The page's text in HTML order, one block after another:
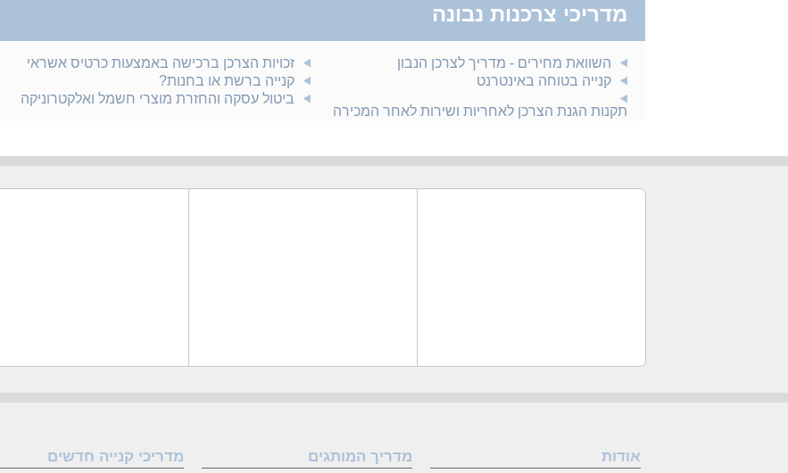
מדריכי צרכנות נבונה
השוואת מחירים - מדריך לצרכן הנבון
קנייה בטוחה באינטרנט
תקנות הגנת הצרכן לאחריות ושירות לאחר המכירה
זכויות הצרכן ברכישה באמצעות כרטיס אשראי
קנייה ברשת או בחנות?
ביטול עסקה והחזרת מוצרי חשמל ואלקטרוניקה
אודות מדריך המותגים מדריכי קנייה חדשים